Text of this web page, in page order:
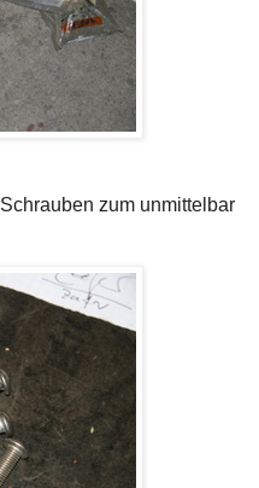
zum unmittelbar